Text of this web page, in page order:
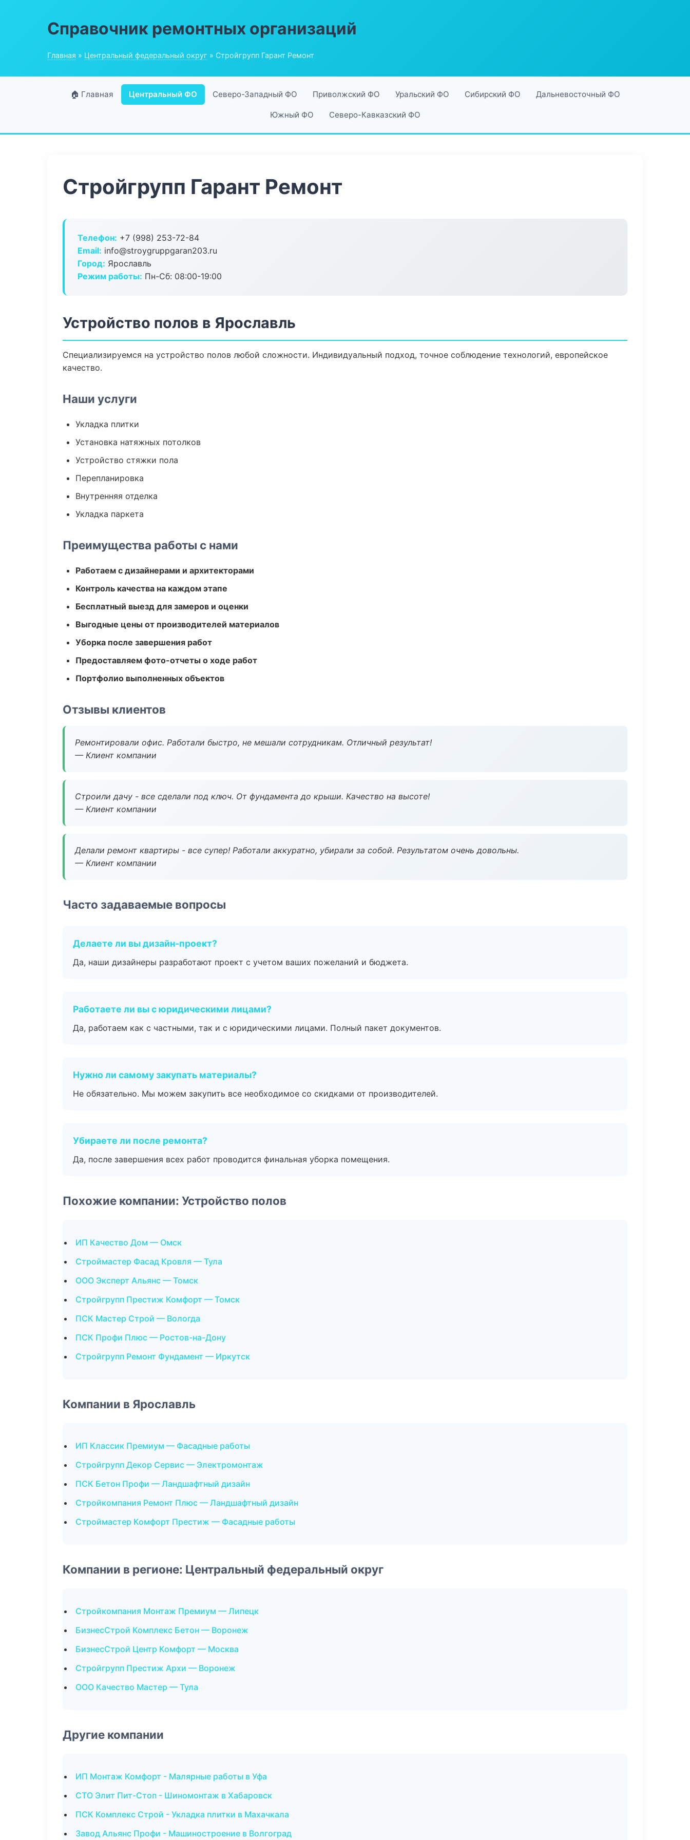
Справочник ремонтных организаций
Главная » Центральный федеральный округ » Стройгрупп Гарант Ремонт
🏠 Главная Центральный ФО Северо-Западный ФО Приволжский ФО Уральский ФО Сибирский ФО Дальневосточный ФО
Южный ФО Северо-Кавказский ФО
Стройгрупп Гарант Ремонт
Телефон: +7 (998) 253-72-84
Email: info@stroygruppgaran203.ru
Город: Ярославль
Режим работы: Пн-Сб: 08:00-19:00
Устройство полов в Ярославль
Специализируемся на устройство полов любой сложности. Индивидуальный подход, точное соблюдение технологий, европейское
качество.
Наши услуги
Укладка плитки
Установка натяжных потолков
Устройство стяжки пола
Перепланировка
Внутренняя отделка
Укладка паркета
Преимущества работы с нами
Работаем с дизайнерами и архитекторами
Контроль качества на каждом этапе
Бесплатный выезд для замеров и оценки
Выгодные цены от производителей материалов
Уборка после завершения работ
Предоставляем фото-отчеты о ходе работ
Портфолио выполненных объектов
Отзывы клиентов
Ремонтировали офис. Работали быстро, не мешали сотрудникам. Отличный результат!
— Клиент компании
Строили дачу - все сделали под ключ. От фундамента до крыши. Качество на высоте!
— Клиент компании
Делали ремонт квартиры - все супер! Работали аккуратно, убирали за собой. Результатом очень довольны.
— Клиент компании
Часто задаваемые вопросы
Делаете ли вы дизайн-проект?
Да, наши дизайнеры разработают проект с учетом ваших пожеланий и бюджета.
Работаете ли вы с юридическими лицами?
Да, работаем как с частными, так и с юридическими лицами. Полный пакет документов.
Нужно ли самому закупать материалы?
Не обязательно. Мы можем закупить все необходимое со скидками от производителей.
Убираете ли после ремонта?
Да, после завершения всех работ проводится финальная уборка помещения.
Похожие компании: Устройство полов
ИП Качество Дом — Омск
Строймастер Фасад Кровля — Тула
ООО Эксперт Альянс — Томск
Стройгрупп Престиж Комфорт — Томск
ПСК Мастер Строй — Вологда
ПСК Профи Плюс — Ростов-на-Дону
Стройгрупп Ремонт Фундамент — Иркутск
Компании в Ярославль
ИП Классик Премиум — Фасадные работы
Стройгрупп Декор Сервис — Электромонтаж
ПСК Бетон Профи — Ландшафтный дизайн
Стройкомпания Ремонт Плюс — Ландшафтный дизайн
Строймастер Комфорт Престиж — Фасадные работы
Компании в регионе: Центральный федеральный округ
Стройкомпания Монтаж Премиум — Липецк
БизнесСтрой Комплекс Бетон — Воронеж
БизнесСтрой Центр Комфорт — Москва
Стройгрупп Престиж Архи — Воронеж
ООО Качество Мастер — Тула
Другие компании
ИП Монтаж Комфорт - Малярные работы в Уфа
СТО Элит Пит-Стоп - Шиномонтаж в Хабаровск
ПСК Комплекс Строй - Укладка плитки в Махачкала
Завод Альянс Профи - Машиностроение в Волгоград